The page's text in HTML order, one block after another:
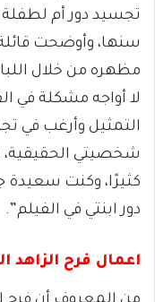
تجسيد دور أم
سنها، وأوضحت
مظهره من خلال
لا أواجه مشكلة في
التمثيل وأرغب في
شخصيتي الحقيقية،
كثيرًا، وكنت سعيدة
دور ابنتي في الفيلم”.
اعمال فرح الزاهد